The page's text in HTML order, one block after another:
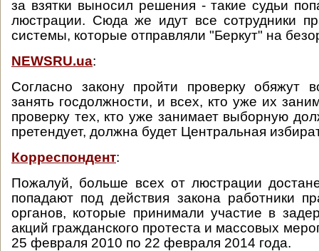
за взятки выносил решения - такие судьи
люстрации. Сюда же идут все сотрудники
системы, которые отправляли "Беркут" на
NEWSRU.ua:
Согласно закону пройти проверку обяжут
занять госдолжности, и всех, кто уже их
проверку тех, кто уже занимает выборную
претендует, должна будет Центральная
Корреспондент:
Пожалуй, больше всех от люстрации
попадают под действия закона работники
органов, которые принимали участие в
акций гражданского протеста и массовых
25 февраля 2010 по 22 февраля 2014 года.